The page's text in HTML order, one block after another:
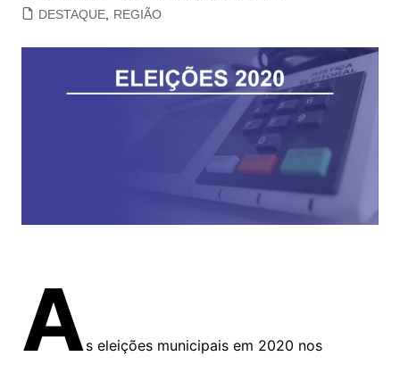
DESTAQUE, REGIÃO
As eleições municipais em 2020 nos